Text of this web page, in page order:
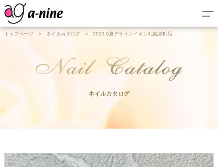
トップページ > ネイルカタログ > 2023.6夏デザインイオン札幌栄町店
ネイルカタログ